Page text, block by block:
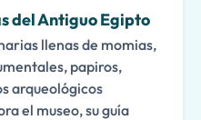
del Antiguo Egipto
llenas de momias,
papiros,
arqueológicos
el museo, su guía